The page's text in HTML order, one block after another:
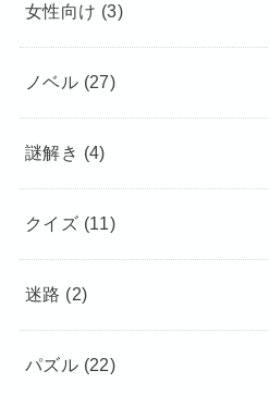
女性向け (3)
ノベル (27)
謎解き (4)
クイズ (11)
迷路 (2)
パズル (22)